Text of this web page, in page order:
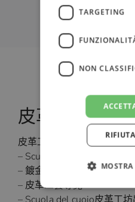
皮革工藝學校
皮革工坊導覽內容:
– Scuola del cuoio皮革工藝
– 鍍金工藝導覽
– 皮革工藝導覽
TARGETING
NON